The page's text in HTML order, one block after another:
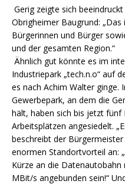
Gerig zeigte sich
Obrigheimer Baugrund:
Bürgerinnen und Bürger
und der gesamten Region.“
Ähnlich gut könnte es im
Industriepark „tech.n.o“ auf
es nach Achim Walter ginge.
Gewerbepark, an dem die
hält, haben sich bis jetzt fünf
Arbeitsplätzen angesiedelt.
beschreibt der
enormen Standortvorteil an:
Kürze an die
MBit/s angebunden sein!“